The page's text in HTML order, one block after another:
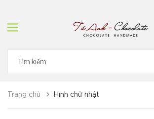
Trang chủ Hình chữ nhật